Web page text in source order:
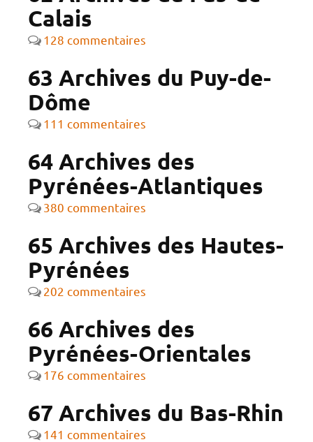
Calais
128 commentaires
63 Archives du Puy-de-
Dôme
111 commentaires
64 Archives des
Pyrénées-Atlantiques
380 commentaires
65 Archives des Hautes-
Pyrénées
202 commentaires
66 Archives des
Pyrénées-Orientales
176 commentaires
67 Archives du Bas-Rhin
141 commentaires